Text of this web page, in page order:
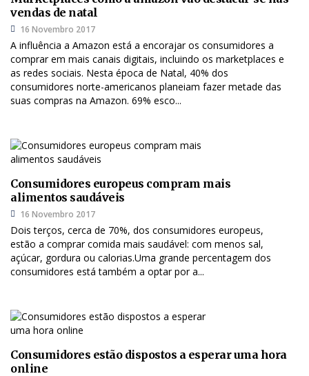
vendas de natal
16 Novembro 2017
A influência a Amazon está a encorajar os consumidores a
comprar em mais canais digitais, incluindo os marketplaces e
as redes sociais. Nesta época de Natal, 40% dos
consumidores norte-americanos planeiam fazer metade das
suas compras na Amazon. 69% esco...
Consumidores europeus compram mais
alimentos saudáveis
16 Novembro 2017
Dois terços, cerca de 70%, dos consumidores europeus,
estão a comprar comida mais saudável: com menos sal,
açúcar, gordura ou calorias.Uma grande percentagem dos
consumidores está também a optar por a...
Consumidores estão dispostos a esperar uma hora
online